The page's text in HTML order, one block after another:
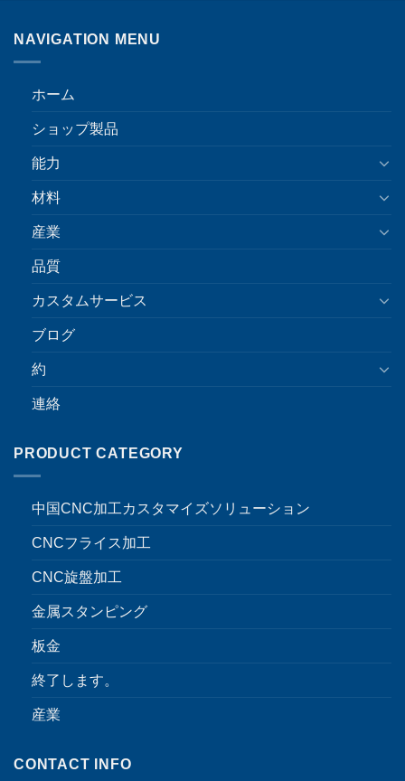
NAVIGATION MENU
ホーム
ショップ製品
能力
材料
産業
品質
カスタムサービス
ブログ
約
連絡
PRODUCT CATEGORY
中国CNC加工カスタマイズソリューション
CNCフライス加工
CNC旋盤加工
金属スタンピング
板金
終了します。
産業
CONTACT INFO